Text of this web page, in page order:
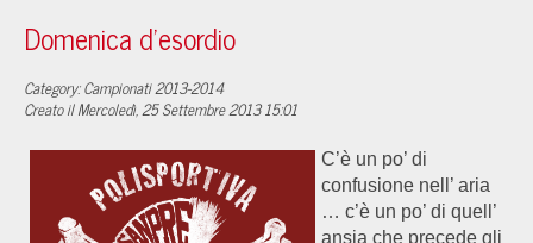
Domenica d'esordio
Category: Campionati 2013-2014
Creato il Mercoledì, 25 Settembre 2013 15:01
C’è un po’ di
confusione nell’ aria
… c’è un po’ di quell’
ansia che precede gli